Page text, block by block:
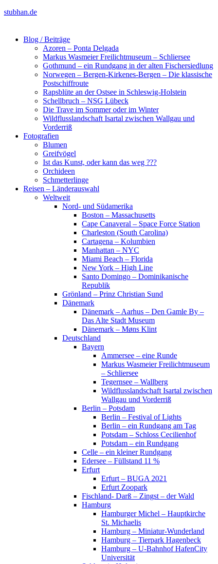
stubhan.de
Blog / Beiträge
Azoren – Ponta Delgada
Markus Wasmeier Freilichtmuseum – Schliersee
Gothmund – ein Rundgang in der alten Fischersiedlung
Norwegen – Bergen-Kirkenes-Bergen – Die klassische
Postschiffroute
Rapsblüte an der Ostsee in Schleswig-Holstein
Schellbruch – NSG Lübeck
Die Trave im Sommer oder im Winter
Wildflusslandschaft Isartal zwischen Wallgau und
Vorderriß
Fotografien
Blumen
Greifvögel
Ist das Kunst, oder kann das weg ???
Orchideen
Schmetterlinge
Reisen – Länderauswahl
Weltweit
Nord- und Südamerika
Boston – Massachusetts
Cape Canaveral – Space Force Station
Charleston (South Carolina)
Cartagena – Kolumbien
Manhattan – NYC
Miami Beach – Florida
New York – High Line
Santo Domingo – Dominikanische
Republik
Grönland – Prinz Christian Sund
Dänemark
Dänemark – Aarhus – Den Gamle By –
Das Alte Stadt Museum
Dänemark – Møns Klint
Deutschland
Bayern
Ammersee – eine Runde
Markus Wasmeier Freilichtmuseum
– Schliersee
Tegernsee – Wallberg
Wildflusslandschaft Isartal zwischen
Wallgau und Vorderriß
Berlin – Potsdam
Berlin – Festival of Lights
Berlin – ein Rundgang am Tag
Potsdam – Schloss Cecilienhof
Potsdam – ein Rundgang
Celle – ein kleiner Rundgang
Edersee – Füllstand 11 %
Erfurt
Erfurt – BUGA 2021
Erfurt Zoopark
Fischland- Darß – Zingst – der Wald
Hamburg
Hamburger Michel – Hauptkirche
St. Michaelis
Hamburg – Miniatur-Wunderland
Hamburg – Tierpark Hagenbeck
Hamburg – U-Bahnhof HafenCity
Universität